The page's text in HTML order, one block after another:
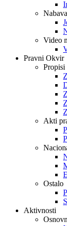
Video
Pravni Okvir
Propisi
Akti
Ostalo
Aktivnosti